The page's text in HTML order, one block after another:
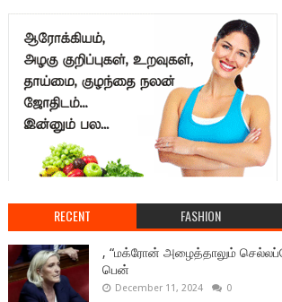
RECENT FASHION
, “மக்ரோன் அழைத்தாலும்
பென்
December 11, 2024 0